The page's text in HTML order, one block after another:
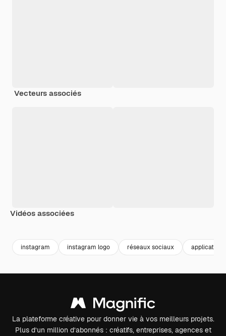
Vecteurs associés
Vidéos associées
instagram instagram logo réseaux sociaux application
La plateforme créative pour donner vie à vos meilleurs projets.
Plus d’un million d’abonnés : créatifs, entreprises, agences et